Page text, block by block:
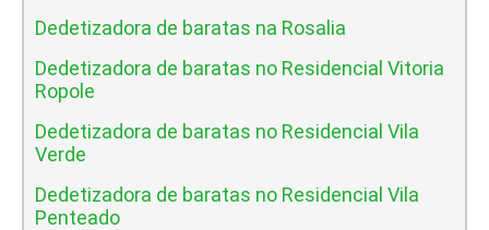
Dedetizadora de baratas na Rosalia
Dedetizadora de baratas no Residencial Vitoria
Ropole
Dedetizadora de baratas no Residencial Vila
Verde
Dedetizadora de baratas no Residencial Vila
Penteado